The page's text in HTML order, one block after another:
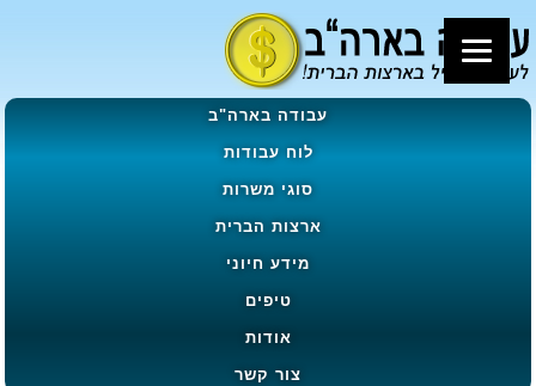
עבודה בארה"ב
לוח עבודות
סוגי משרות
ארצות הברית
מידע חיוני
טיפים
אודות
צור קשר